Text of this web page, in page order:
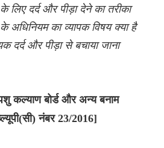
लिए दर्द और पीड़ा देने का तरीका
अधिनियम का व्यापक विषय क्या है
दर्द और पीड़ा से बचाया जाना
कल्याण बोर्ड और अन्य बनाम
नंबर 23/2016]